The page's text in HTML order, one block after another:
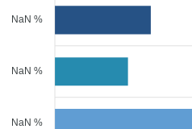
NaN %
NaN %
NaN %